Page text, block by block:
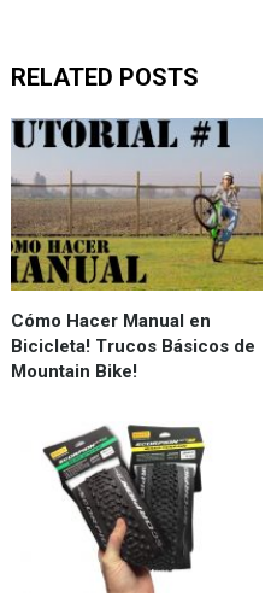
RELATED POSTS
Cómo Hacer Manual en
Bicicleta! Trucos Básicos de
Mountain Bike!